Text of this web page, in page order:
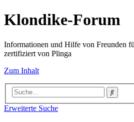
Klondike-Forum
Informationen und Hilfe von Freunden
zertifiziert von Plinga
Zum Inhalt
Suche
Erweiterte Suche